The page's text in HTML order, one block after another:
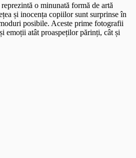
o minunată formă de artă
și inocența copiilor sunt surprinse în
posibile. Aceste prime fotografii
emoții atât proaspeților părinți, cât și